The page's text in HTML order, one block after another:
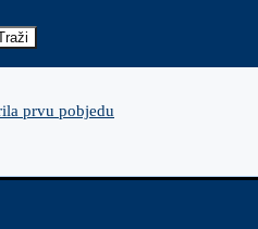
prvu pobjedu